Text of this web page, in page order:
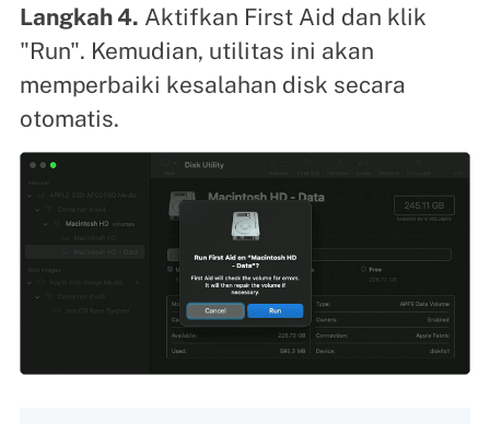
Langkah 4. Aktifkan First Aid dan klik
"Run". Kemudian, utilitas ini akan
memperbaiki kesalahan disk secara
otomatis.